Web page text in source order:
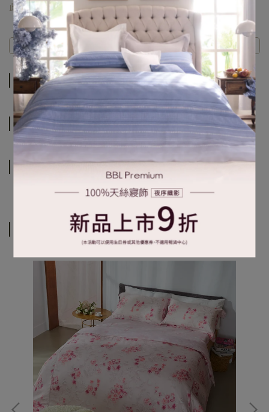
此商品 「 最高 」可以折抵紅利 2140 點 (約等於NT$2,140
商品介紹 規格說明 運送方式
商品介紹
規格說明
運送方式